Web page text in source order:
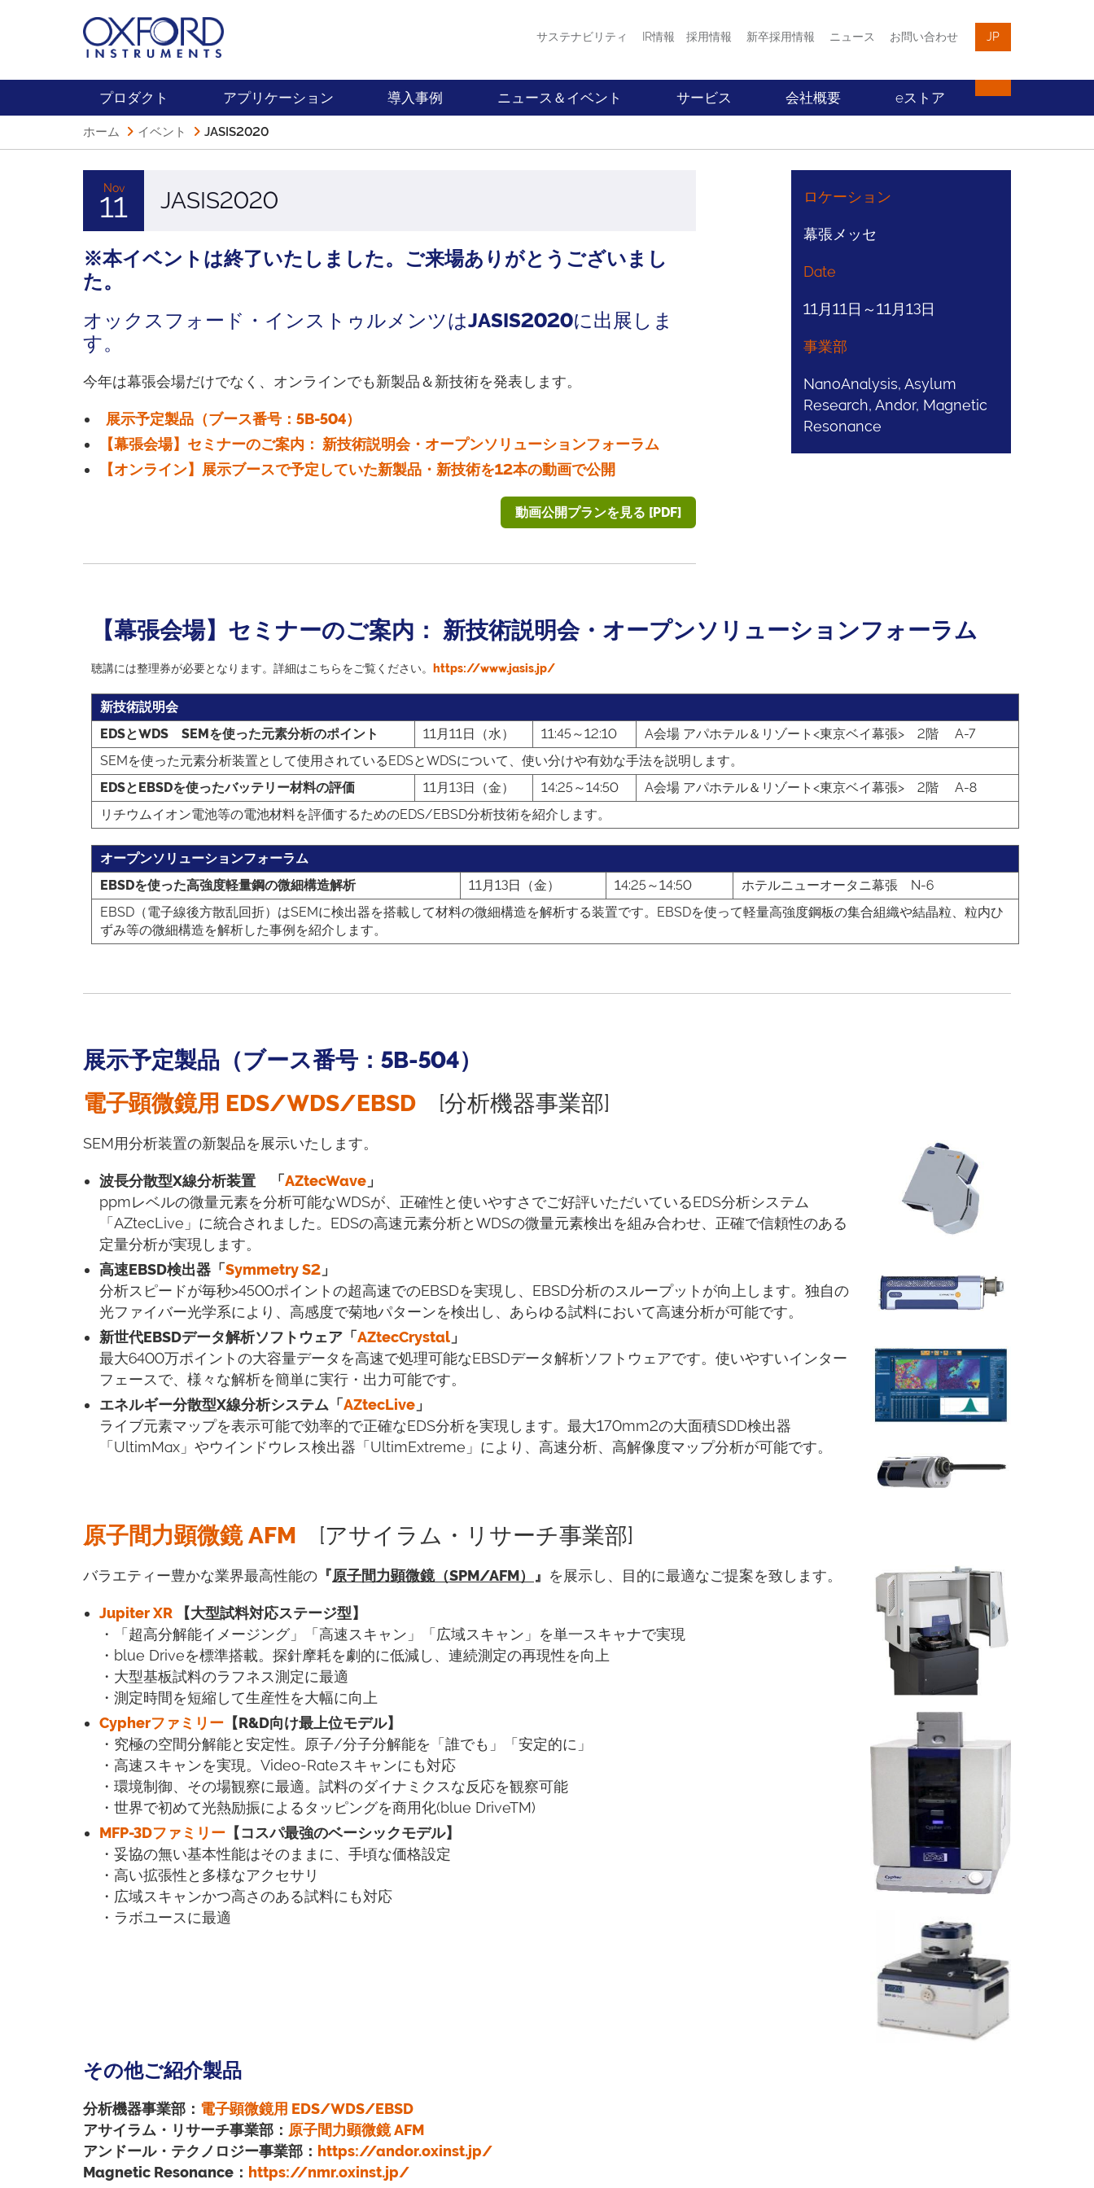
サステナビリティ IR情報 採用情報 新卒採用情報 ニュース お問い合わせ JP
プロダクト アプリケーション 導入事例 ニュース＆イベント サービス 会社概要 eストア
ホーム イベント JASIS2020
Nov
11 JASIS2020
※本イベントは終了いたしました。ご来場ありがとうございまし
た。
オックスフォード・インストゥルメンツはJASIS2020に出展しま
す。
今年は幕張会場だけでなく、オンラインでも新製品＆新技術を発表します。
展示予定製品（ブース番号：5B-504）
【幕張会場】セミナーのご案内： 新技術説明会・オープンソリューションフォーラム
【オンライン】展示ブースで予定していた新製品・新技術を12本の動画で公開
動画公開プランを見る [PDF]
ロケーション
幕張メッセ
Date
11月11日～11月13日
事業部
NanoAnalysis, Asylum
Research, Andor, Magnetic
Resonance
【幕張会場】セミナーのご案内： 新技術説明会・オープンソリューションフォーラム
聴講には整理券が必要となります。詳細はこちらをご覧ください。 https://www.jasis.jp/
新技術説明会
EDSとWDS SEMを使った元素分析のポイント
11月11日（水） 11:45～12:10
A会場 アパホテル＆リゾート<東京ベイ幕張> 2階 A-7
SEMを使った元素分析装置として使用されているEDSとWDSについて、使い分けや有効な手法を説明します。
EDSとEBSDを使ったバッテリー材料の評価
11月13日（金） 14:25～14:50
A会場 アパホテル＆リゾート<東京ベイ幕張> 2階 A-8
リチウムイオン電池等の電池材料を評価するためのEDS/EBSD分析技術を紹介します。
オープンソリューションフォーラム
EBSDを使った高強度軽量鋼の微細構造解析
11月13日（金） 14:25～14:50
ホテルニューオータニ幕張 N-6
EBSD（電子線後方散乱回折）はSEMに検出器を搭載して材料の微細構造を解析する装置です。EBSDを使って軽量高強度鋼板の集合組織や結晶粒、粒内ひ
ずみ等の微細構造を解析した事例を紹介します。
展示予定製品（ブース番号：5B-504）
電子顕微鏡用 EDS/WDS/EBSD
[分析機器事業部]
SEM用分析装置の新製品を展示いたします。
波長分散型X線分析装置 「AZtecWave 」
ppmレベルの微量元素を分析可能なWDSが、正確性と使いやすさでご好評いただいているEDS分析システム
「AZtecLive」に統合されました。EDSの高速元素分析とWDSの微量元素検出を組み合わせ、正確で信頼性のある
定量分析が実現します。
高速EBSD検出器「Symmetry S2 」
分析スピードが毎秒>4500ポイントの超高速でのEBSDを実現し、EBSD分析のスループットが向上します。独自の
光ファイバー光学系により、高感度で菊地パターンを検出し、あらゆる試料において高速分析が可能です。
新世代EBSDデータ解析ソフトウェア「AZtecCrystal 」
最大6400万ポイントの大容量データを高速で処理可能なEBSDデータ解析ソフトウェアです。使いやすいインター
フェースで、様々な解析を簡単に実行・出力可能です。
エネルギー分散型X線分析システム「AZtecLive 」
ライブ元素マップを表示可能で効率的で正確なEDS分析を実現します。最大170mm2の大面積SDD検出器
「UltimMax」やウインドウレス検出器「UltimExtreme」により、高速分析、高解像度マップ分析が可能です。
原子間力顕微鏡 AFM [アサイラム・リサーチ事業部]
バラエティー豊かな業界最高性能の 『原子間力顕微鏡（SPM/AFM） 』 を展示し、目的に最適なご提案を致します。
Jupiter XR 【大型試料対応ステージ型】
・「超高分解能イメージング」「高速スキャン」「広域スキャン」を単一スキャナで実現
・blue Driveを標準搭載。探針摩耗を劇的に低減し、連続測定の再現性を向上
・大型基板試料のラフネス測定に最適
・測定時間を短縮して生産性を大幅に向上
Cypherファミリー 【R&D向け最上位モデル】
・究極の空間分解能と安定性。原子/分子分解能を「誰でも」「安定的に」
・高速スキャンを実現。Video-Rateスキャンにも対応
・環境制御、その場観察に最適。試料のダイナミクスな反応を観察可能
・世界で初めて光熱励振によるタッピングを商用化(blue DriveTM)
MFP-3Dファミリー 【コスパ最強のベーシックモデル】
・妥協の無い基本性能はそのままに、手頃な価格設定
・高い拡張性と多様なアクセサリ
・広域スキャンかつ高さのある試料にも対応
・ラボユースに最適
その他ご紹介製品
分析機器事業部： 電子顕微鏡用 EDS/WDS/EBSD
アサイラム・リサーチ事業部： 原子間力顕微鏡 AFM
アンドール・テクノロジー事業部： https://andor.oxinst.jp/
Magnetic Resonance： https://nmr.oxinst.jp/